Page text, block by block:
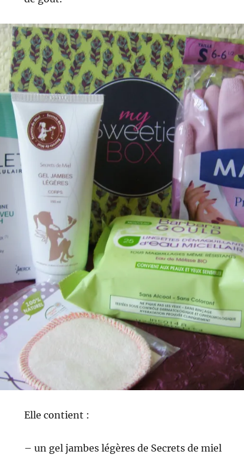
Elle contient :
– un gel jambes légères de Secrets de miel